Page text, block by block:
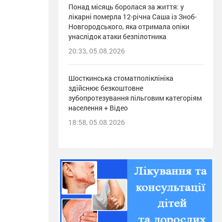
Понад місяць боролася за життя: у
лікарні померла 12-річна Саша із Зноб-
Новгородського, яка отримала опіки
унаслідок атаки безпілотника
20:33, 05.08.2026
Шосткинська стоматполіклініка
здійснює безкоштовне
зубопротезування пільговим категоріям
населення + Відео
18:58, 05.08.2026